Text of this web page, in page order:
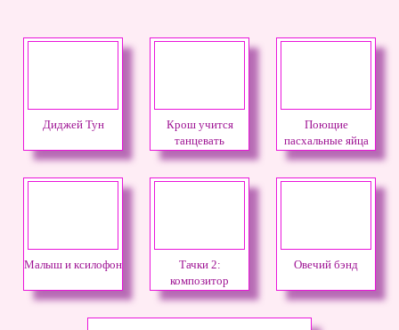
Диджей Тун
Крош учится
танцевать
Поющие
пасхальные яйца
Малыш и ксилофон
Тачки 2:
композитор
Овечий бэнд